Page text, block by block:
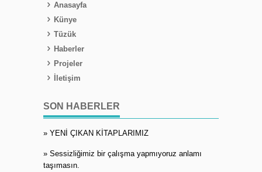
Anasayfa
Künye
Tüzük
Haberler
Projeler
İletişim
SON HABERLER
» YENİ ÇIKAN KİTAPLARIMIZ
» Sessizliğimiz bir çalışma yapmıyoruz anlamı
taşımasın.